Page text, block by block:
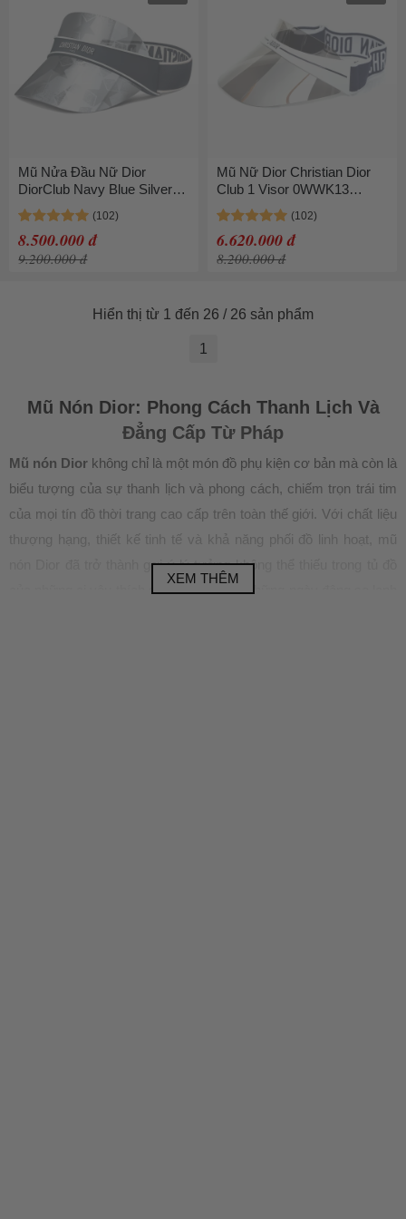
Mũ Nửa Đầu Nữ Dior
DiorClub Navy Blue Silver
CLUBV1UXT-31B7 Màu
Bạc Xanh Navy
8.500.000 đ
9.200.000 đ
Mũ Nữ Dior Christian Dior
Club 1 Visor 0WWK13
Navy/Silver Sunglasses
Màu Xanh Navy
6.620.000 đ
8.200.000 đ
Hiển thị từ 1 đến 26 / 26 sản phẩm
1
Mũ Nón Dior: Phong Cách Thanh Lịch Và
Đẳng Cấp Từ Pháp
Mũ nón Dior không chỉ là một món đồ phụ kiện cơ bản mà còn là
biểu tượng của sự thanh lịch và phong cách, chiếm trọn trái tim
của mọi tín đồ thời trang cao cấp trên toàn thế giới. Với chất liệu
thượng hạng, thiết kế tinh tế và khả năng phối đồ linh hoạt, mũ
nón Dior đã trở thành gợi ý lý tưởng không thể thiếu trong tủ đồ
của những ai yêu thích sự đẳng cấp, từ những ngày đông se lạnh
XEM THÊM